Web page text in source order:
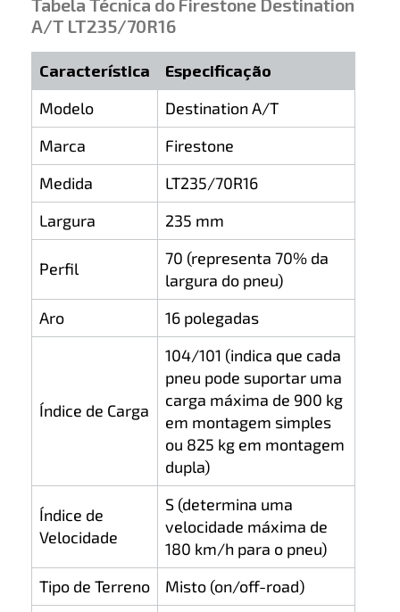
Tabela Técnica do Firestone Destination
A/T LT235/70R16
Característica
Especificação
Modelo
Destination A/T
Marca
Firestone
Medida
LT235/70R16
Largura
235 mm
Perfil
70 (representa 70% da
largura do pneu)
Aro
16 polegadas
Índice de Carga
104/101 (indica que cada
pneu pode suportar uma
carga máxima de 900 kg
em montagem simples
ou 825 kg em montagem
dupla)
Índice de
Velocidade
S (determina uma
velocidade máxima de
180 km/h para o pneu)
Tipo de Terreno
Misto (on/off-road)